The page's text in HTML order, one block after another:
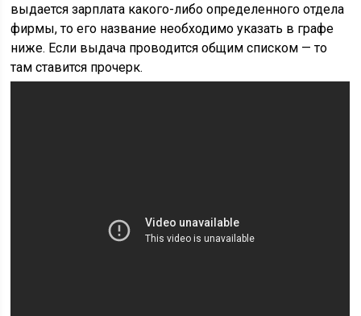
выдается зарплата какого-либо определенного отдела
фирмы, то его название необходимо указать в графе
ниже. Если выдача проводится общим списком — то
там ставится прочерк.